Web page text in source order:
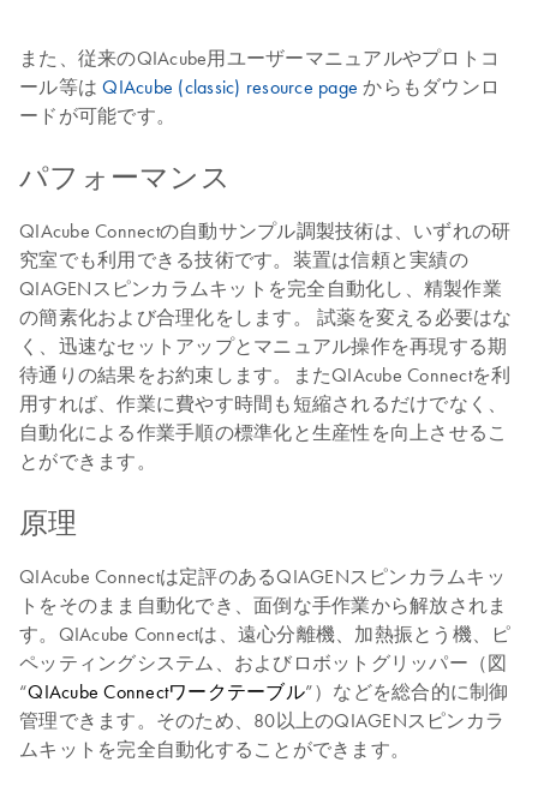
また、従来のQIAcube用ユーザーマニュアルやプロトコ
ール等はQIAcube (classic) resource page からもダウンロ
ードが可能です。
パフォーマンス
QIAcube Connectの自動サンプル調製技術は、いずれの研
究室でも利用できる技術です。装置は信頼と実績の
QIAGENスピンカラムキットを完全自動化し、精製作業
の簡素化および合理化をします。 試薬を変える必要はな
く、迅速なセットアップとマニュアル操作を再現する期
待通りの結果をお約束します。またQIAcube Connectを利
用すれば、作業に費やす時間も短縮されるだけでなく、
自動化による作業手順の標準化と生産性を向上させるこ
とができます。
原理
QIAcube Connectは定評のあるQIAGENスピンカラムキッ
トをそのまま自動化でき、面倒な手作業から解放されま
す。QIAcube Connectは、遠心分離機、加熱振とう機、ピ
ペッティングシステム、およびロボットグリッパー（図
“QIAcube Connectワークテーブル”）などを総合的に制御
管理できます。そのため、80以上のQIAGENスピンカラ
ムキットを完全自動化することができます。